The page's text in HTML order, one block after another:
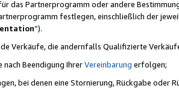
das Partnerprogramm oder andere
festlegen, einschließlich der
“).
Verkäufe, die andernfalls Qualifizierte
Beendigung IhrerVereinbarung erfolgen;
bei denen eine Stornierung, Rückgabe oder